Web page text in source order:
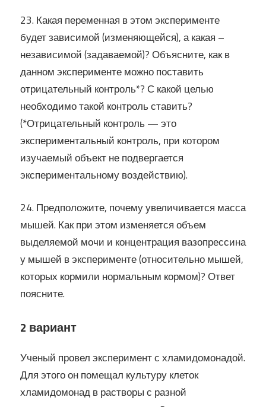
23. Какая переменная в этом эксперименте
будет зависимой (изменяющейся), а какая –
независимой (задаваемой)? Объясните, как в
данном эксперименте можно поставить
отрицательный контроль*? С какой целью
необходимо такой контроль ставить?
(*Отрицательный контроль — это
экспериментальный контроль, при котором
изучаемый объект не подвергается
экспериментальному воздействию).
24. Предположите, почему увеличивается масса
мышей. Как при этом изменяется объем
выделяемой мочи и концентрация вазопрессина
у мышей в эксперименте (относительно мышей,
которых кормили нормальным кормом)? Ответ
поясните.
2 вариант
Ученый провел эксперимент с хламидомонадой.
Для этого он помещал культуру клеток
хламидомонад в растворы с разной